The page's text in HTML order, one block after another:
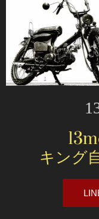
キング